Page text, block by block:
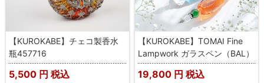
【KUROKABE】チェコ製香水
瓶457716
5,500 円 税込
【KUROKABE】TOMAI Fine
Lampwork ガラスペン（BAL）
19,800 円 税込